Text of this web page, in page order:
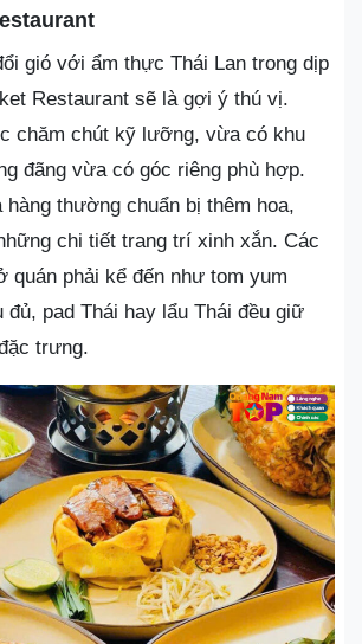
gió với ẩm thực Thái Lan trong dịp
Restaurant sẽ là gợi ý thú vị.
chăm chút kỹ lưỡng, vừa có khu
đãng vừa có góc riêng phù hợp.
hàng thường chuẩn bị thêm hoa,
chi tiết trang trí xinh xắn. Các
quán phải kể đến như tom yum
đủ, pad Thái hay lẩu Thái đều giữ
trưng.